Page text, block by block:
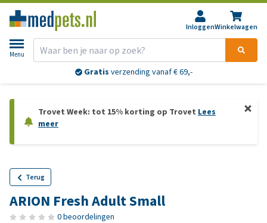
InloggenWinkelwagen
Menu
Gratis verzending vanaf € 69,-
Trovet Week: tot 15% korting op Trovet Lees
meer
Terug
ARION Fresh Adult Small
0 beoordelingen